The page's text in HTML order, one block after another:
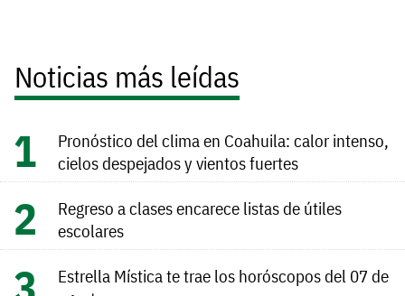
Noticias más leídas
Pronóstico del clima en Coahuila: calor intenso,
cielos despejados y vientos fuertes
Regreso a clases encarece listas de útiles
escolares
Estrella Mística te trae los horóscopos del 07 de